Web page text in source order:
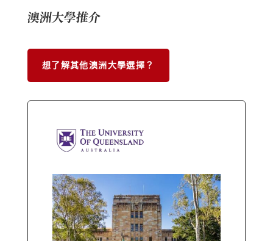
澳洲大學推介
想了解其他澳洲大學選擇？